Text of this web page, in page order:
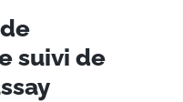
suivi de